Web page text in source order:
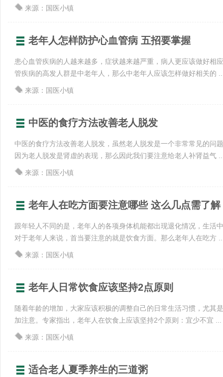
来源：国医小镇
老年人怎样防护心血管病 五招要掌握
患心血管疾病的人越来越多，症状越来越严重，病人更应该做好相
管疾病的高发人群是中老年人，那么中老年人应该怎样做好相关的
来源：国医小镇
中医的食疗方法改善老人脱发
中医的食疗方法改善老人脱发，虽然老人脱发是一个非常常见的问
因为老人脱发是肾虚的表现，那么因此我们要注意给老人补肾益气
来源：国医小镇
老年人在吃方面要注意哪些 这么几点需了解
跟年轻人不同的是，老年人的各项身体机能都出现退化情况，生活
对于老年人来说，首当要注意的就是饮食方面。那么老年人在吃方
来源：国医小镇
老年人日常饮食应该坚持2点原则
随着年龄的增加，大家应该积极的调整自己的日常生活习惯，尤其
加注意。专家指出，老年人在饮食上应该坚持2个原则：宜少不宜 ...
来源：国医小镇
适合老人夏季养生的三道粥